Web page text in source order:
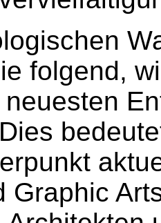
folgend,
Graphic